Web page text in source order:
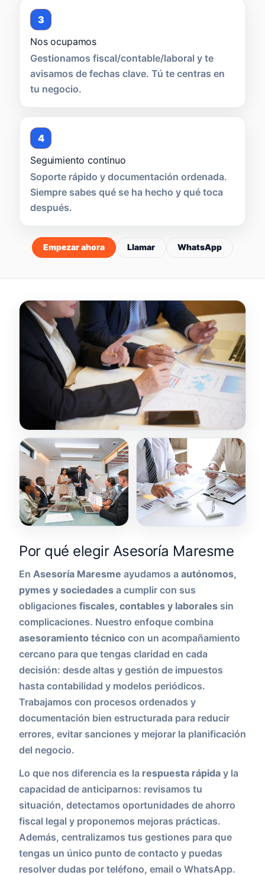
3
Nos ocupamos
Gestionamos fiscal/contable/laboral y te
avisamos de fechas clave. Tú te centras en
tu negocio.
4
Seguimiento continuo
Soporte rápido y documentación ordenada.
Siempre sabes qué se ha hecho y qué toca
después.
Empezar ahora Llamar WhatsApp
Por qué elegir Asesoría Maresme
En Asesoría Maresme ayudamos a autónomos,
pymes y sociedades a cumplir con sus
obligaciones fiscales, contables y laborales sin
complicaciones. Nuestro enfoque combina
asesoramiento técnico con un acompañamiento
cercano para que tengas claridad en cada
decisión: desde altas y gestión de impuestos
hasta contabilidad y modelos periódicos.
Trabajamos con procesos ordenados y
documentación bien estructurada para reducir
errores, evitar sanciones y mejorar la planificación
del negocio.
Lo que nos diferencia es la respuesta rápida y la
capacidad de anticiparnos: revisamos tu
situación, detectamos oportunidades de ahorro
fiscal legal y proponemos mejoras prácticas.
Además, centralizamos tus gestiones para que
tengas un único punto de contacto y puedas
resolver dudas por teléfono, email o WhatsApp.